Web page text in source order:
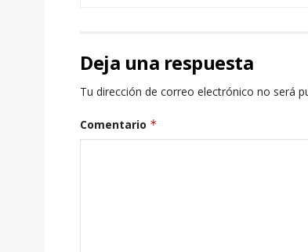
Deja una respuesta
Tu dirección de correo electrónico no será
Comentario *